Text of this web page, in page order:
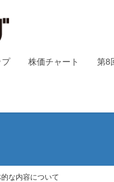
プ 株価チャート 第8
な内容について